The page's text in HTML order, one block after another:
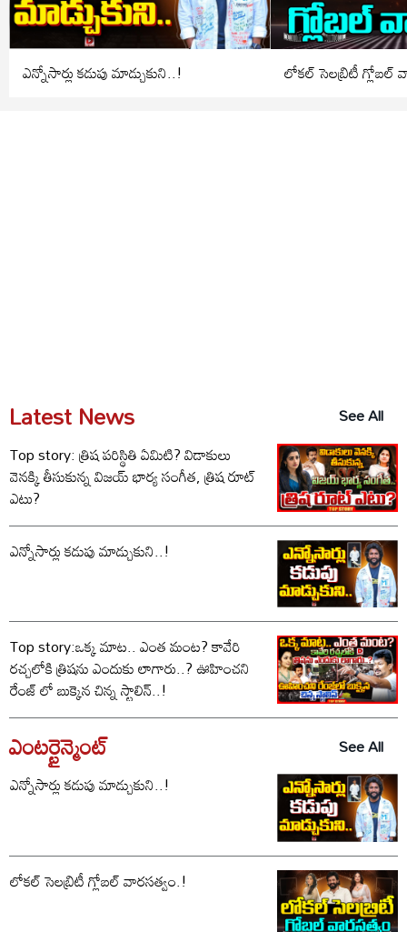
ఎన్నోసార్లు కడుపు మాడ్చుకుని..! లోకల్ సెలబ్రిటీ గ్లోబల్
Latest News
See All
Top story: త్రిష పరిస్థితి ఏమిటి? విడాకులు
వెనక్కి తీసుకున్న విజయ్ భార్య సంగీత, త్రిష రూట్
ఎటు?
ఎన్నోసార్లు కడుపు మాడ్చుకుని..!
Top story:ఒక్క మాట.. ఎంత మంట? కావేరి
రచ్చలోకి త్రిషను ఎందుకు లాగారు..? ఊహించని
రేంజ్ లో బుక్కైన చిన్న స్టాలిన్..!
ఎంటర్టైన్మెంట్
See All
ఎన్నోసార్లు కడుపు మాడ్చుకుని..!
లోకల్ సెలబ్రిటీ గ్లోబల్ వారసత్వం.!